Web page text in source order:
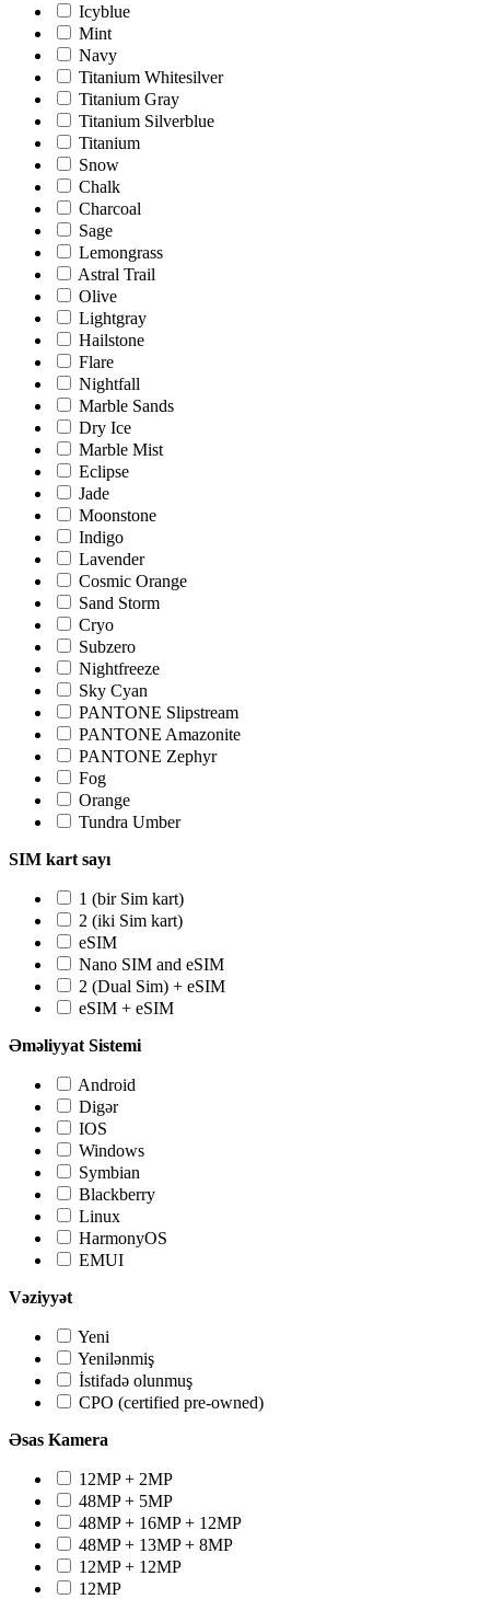
Icyblue
Mint
Navy
Titanium Whitesilver
Titanium Gray
Titanium Silverblue
Titanium
Snow
Chalk
Charcoal
Sage
Lemongrass
Astral Trail
Olive
Lightgray
Hailstone
Flare
Nightfall
Marble Sands
Dry Ice
Marble Mist
Eclipse
Jade
Moonstone
Indigo
Lavender
Cosmic Orange
Sand Storm
Cryo
Subzero
Nightfreeze
Sky Cyan
PANTONE Slipstream
PANTONE Amazonite
PANTONE Zephyr
Fog
Orange
Tundra Umber
SIM kart sayı
1 (bir Sim kart)
2 (iki Sim kart)
eSIM
Nano SIM and eSIM
2 (Dual Sim) + eSIM
eSIM + eSIM
Əməliyyat Sistemi
Android
Digər
IOS
Windows
Symbian
Blackberry
Linux
HarmonyOS
EMUI
Vəziyyət
Yeni
Yenilənmiş
İstifadə olunmuş
CPO (certified pre-owned)
Əsas Kamera
12MP + 2MP
48MP + 5MP
48MP + 16MP + 12MP
48MP + 13MP + 8MP
12MP + 12MP
12MP